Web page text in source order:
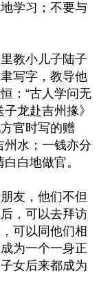
学习；不要与
教小儿子陆子
写字，教导他
：“古人学问无
龙赴吉州掾》
官时写的赠
州水；一钱亦分
白地做官。
友，他们不但
，可以去拜访
可以同他们相
为一个一身正
女后来都成为